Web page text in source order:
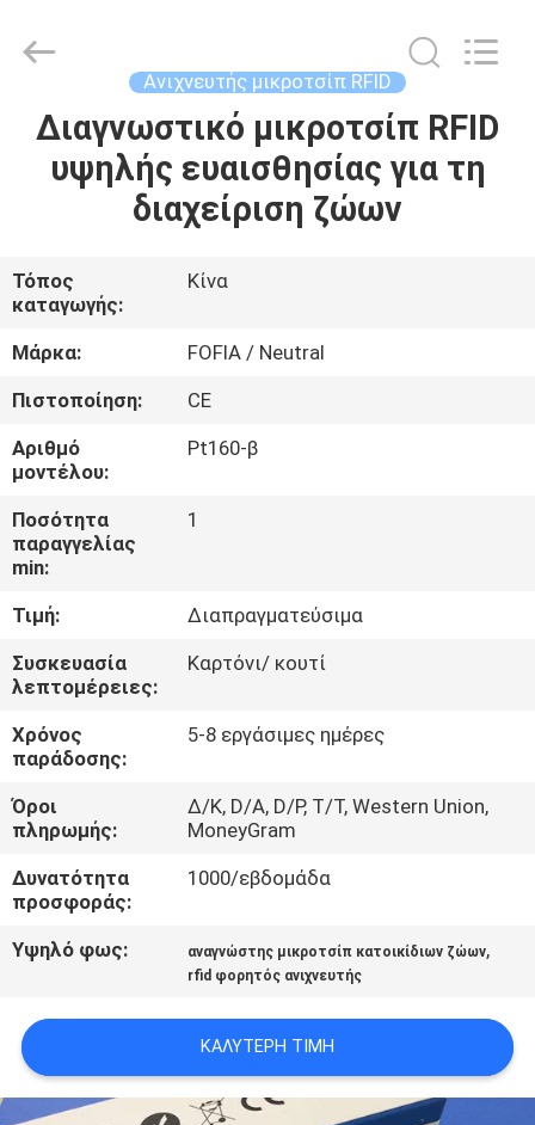
ΣΠΊΤΙ
ΠΡΟΪΌΝΤΑ
ΒΊΝΤΕΟ
ΠΕΡΊΠΟΥ
ΕΜΕΊΣ
ΓΎΡΟΣ
ΕΡΓΟΣΤΑΣΊΩΝ
ΈΛΕΓΧΟΣ
ΜΑΣ
ΕΛΆΤΕ
ΣΕ
ΕΠΑΦΉ
ΜΕ
ΕΙΔΉΣΕΙΣ
ΖΗΤΉΣΤΕ
ΑΠΌΣΠΑΣΜΑ
Technology
Reserved.
Ανιχνευτής μικροτσίπ RFID
Διαγνωστικό μικροτσίπ RFID
υψηλής ευαισθησίας για τη
διαχείριση ζώων
Τόπος
καταγωγής:
Κίνα
Μάρκα:
FOFIA / Neutral
Πιστοποίηση:
CE
Αριθμό
μοντέλου:
Pt160-β
Ποσότητα
παραγγελίας
min:
1
Τιμή:
Διαπραγματεύσιμα
Συσκευασία
λεπτομέρειες:
Καρτόνι/ κουτί
Χρόνος
παράδοσης:
5-8 εργάσιμες ημέρες
Όροι
πληρωμής:
Δ/Κ, D/Α, D/P, T/T, Western Union,
MoneyGram
Δυνατότητα
προσφοράς:
1000/εβδομάδα
Υψηλό φως: αναγνώστης μικροτσίπ κατοικίδιων ζώων,
rfid φορητός ανιχνευτής
ΚΑΛΎΤΕΡΗ ΤΙΜΉ